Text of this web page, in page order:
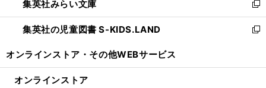
く
で
開
く
ド
ウ
で
ィ
ン
ド
開
集英社みらい文庫
新
し
い
ン
集英社の児童図書 S-KIDS.LAND
新
ウ
オンラインストア・ その他WEBサービス
オンラインストア